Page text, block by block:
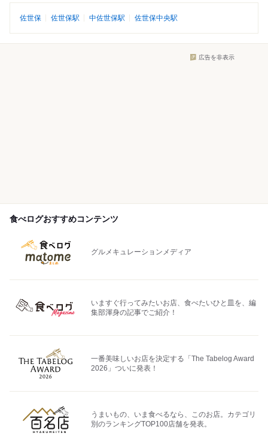
佐世保 佐世保駅 中佐世保駅 佐世保中央駅
広告を非表示
食べログおすすめコンテンツ
グルメキュレーションメディア
いますぐ行ってみたいお店、食べたいひと皿を、編
集部渾身の記事でご紹介！
一番美味しいお店を決定する「The Tabelog Award
2026」ついに発表！
うまいもの、いま食べるなら、このお店。カテゴリ
別のランキングTOP100店舗を発表。